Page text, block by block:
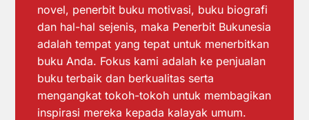
novel, penerbit buku motivasi, buku biografi
dan hal-hal sejenis, maka Penerbit Bukunesia
adalah tempat yang tepat untuk menerbitkan
buku Anda. Fokus kami adalah ke penjualan
buku terbaik dan berkualitas serta
mengangkat tokoh-tokoh untuk membagikan
inspirasi mereka kepada kalayak umum.